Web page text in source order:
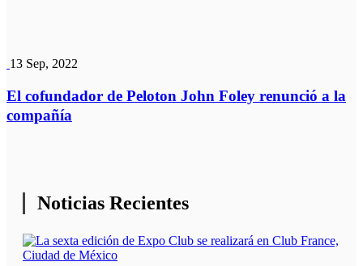
13 Sep, 2022
El cofundador de Peloton John Foley renunció a la
compañía
Noticias Recientes